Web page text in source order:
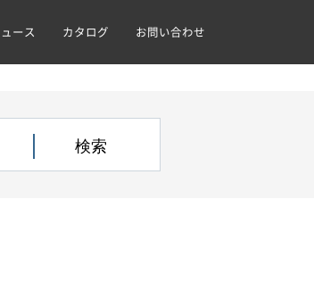
ース カタログ お問い合わせ